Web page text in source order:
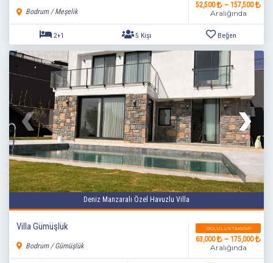
Bodrum / Meşelik
52,500 ~ 157,500
Aralığında
2+1 5 Kişi
Deniz Manzaralı Özel Havuzlu Villa
Villa Gümüşlük
Bodrum / Gümüşlük
DOLULUK TAKVIMI
63,000 ~ 175,000
Aralığında